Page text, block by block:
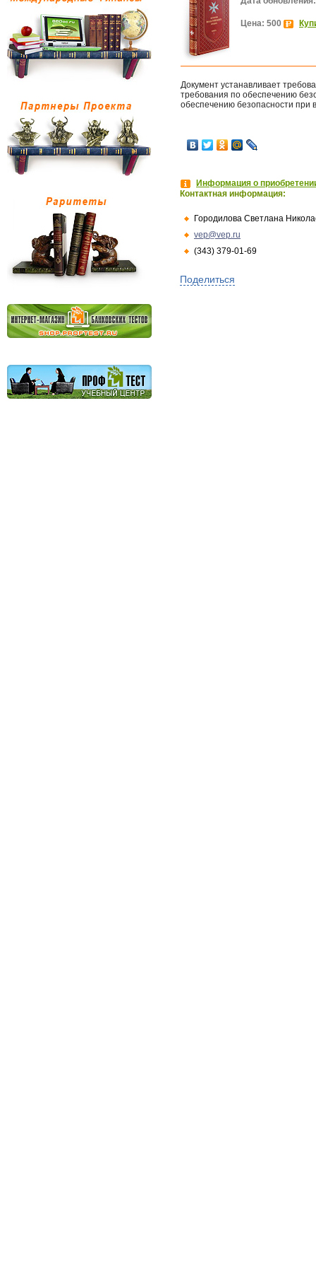
Цена: 500
Документ устанавливает
требования по обеспечению
обеспечению безопасности при
Информация о
Контактная информация:
Городилова Светлана
vep@vep.ru
(343) 379-01-69
Поделиться